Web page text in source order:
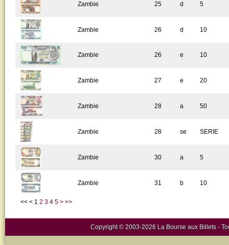
<< < 1 2 3 4 5 > >>
Zambie 25 d 5
Zambie 26 d 10
Zambie 26 e 10
Zambie 27 e 20
Zambie 28 a 50
Zambie 28 se SERIE
Zambie 30 a 5
Zambie 31 b 10
Copyright © 2003-2026 La Bourse aux Billets -